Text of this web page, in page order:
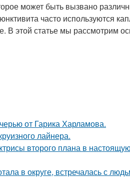
может быть вызвано
часто используются
В этой статье мы рассмотрим
от Гарика Харламова.
лайнера.
второго плана в
в округе, встречалась с